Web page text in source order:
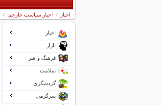
اخبار اخبار سیاست خارجی
اخبار
بازار
فرهنگ و هنر
سلامت
گردشگری
سرگرمی